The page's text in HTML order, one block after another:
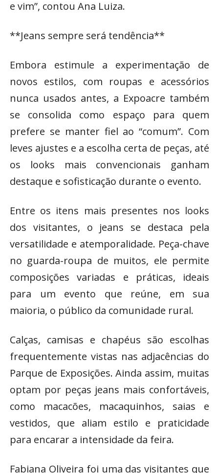
e vim”, contou Ana Luiza.
**Jeans sempre será tendência**
Embora estimule a experimentação de
novos estilos, com roupas e acessórios
nunca usados antes, a Expoacre também
se consolida como espaço para quem
prefere se manter fiel ao “comum”. Com
leves ajustes e a escolha certa de peças, até
os looks mais convencionais ganham
destaque e sofisticação durante o evento.
Entre os itens mais presentes nos looks
dos visitantes, o jeans se destaca pela
versatilidade e atemporalidade. Peça-chave
no guarda-roupa de muitos, ele permite
composições variadas e práticas, ideais
para um evento que reúne, em sua
maioria, o público da comunidade rural.
Calças, camisas e chapéus são escolhas
frequentemente vistas nas adjacências do
Parque de Exposições. Ainda assim, muitas
optam por peças jeans mais confortáveis,
como macacões, macaquinhos, saias e
vestidos, que aliam estilo e praticidade
para encarar a intensidade da feira.
Fabiana Oliveira foi uma das visitantes que